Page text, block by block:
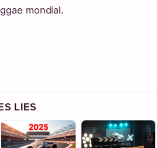
mondial.
LIES